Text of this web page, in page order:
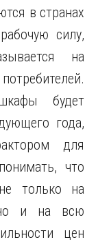
в странах
силу,
на
будет
года,
для
что
только на
но и на всю
цен